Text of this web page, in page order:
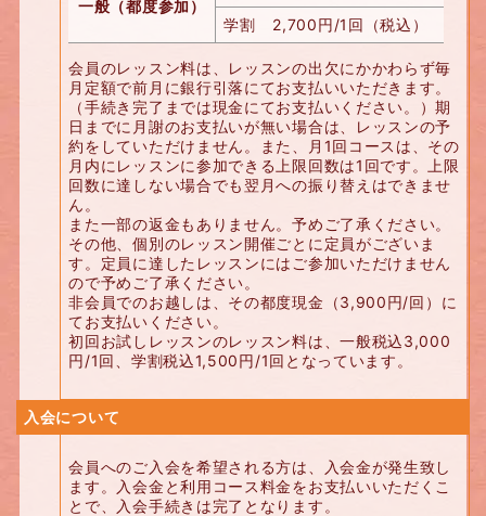
一般（都度参加）
学割
2,700円/1回（税込）
会員のレッスン料は、レッスンの出欠にかかわらず毎
月定額で前月に銀行引落にてお支払いいただきます。
（手続き完了までは現金にてお支払いください。）期
日までに月謝のお支払いが無い場合は、レッスンの予
約をしていただけません。また、月1回コースは、その
月内にレッスンに参加できる上限回数は1回です。上限
回数に達しない場合でも翌月への振り替えはできませ
ん。
また一部の返金もありません。予めご了承ください。
その他、個別のレッスン開催ごとに定員がございま
す。定員に達したレッスンにはご参加いただけません
ので予めご了承ください。
非会員でのお越しは、その都度現金（3,900円/回）に
てお支払いください。
初回お試しレッスンのレッスン料は、一般税込3,000
円/1回、学割税込1,500円/1回となっています。
入会について
会員へのご入会を希望される方は、入会金が発生致し
ます。入会金と利用コース料金をお支払いいただくこ
とで、入会手続きは完了となります。